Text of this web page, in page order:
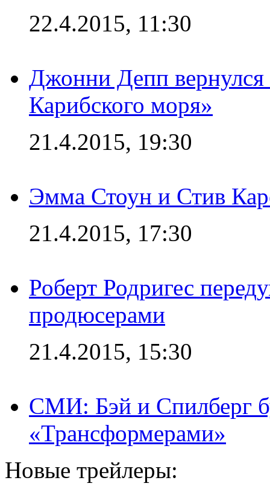
22.4.2015, 11:30
Джонни Депп
Карибского моря»
21.4.2015, 19:30
Эмма Стоун и Стив
21.4.2015, 17:30
Роберт Родригес
продюсерами
21.4.2015, 15:30
СМИ: Бэй и Спилберг
«Трансформерами»
Новые трейлеры: